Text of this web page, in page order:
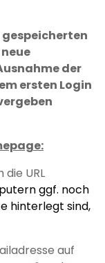
der
ersten Login
URL
ggf. noch
hinterlegt sind,
auf